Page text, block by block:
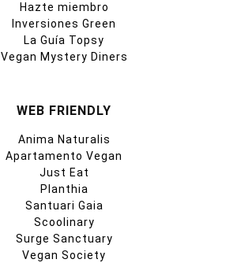
Hazte miembro
Inversiones Green
La Guía Topsy
Vegan Mystery Diners
WEB FRIENDLY
Anima Naturalis
Apartamento Vegan
Just Eat
Planthia
Santuari Gaia
Scoolinary
Surge Sanctuary
Vegan Society